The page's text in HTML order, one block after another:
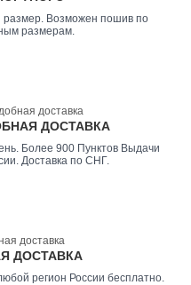
размер. Возможен пошив по
размерам.
ДОСТАВКА
Более 900 Пунктов Выдачи
Доставка по СНГ.
ДОСТАВКА
регион России бесплатно.